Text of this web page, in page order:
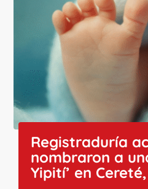
Registraduría
nombraron a
Yipití’ en